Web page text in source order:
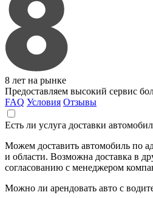
8 лет на рынке
Предоставляем высокий сервис
FAQ Условия Отзывы
Есть ли услуга доставки
Можем доставить автомобиль по
и области. Возможна доставка в
согласованию с менеджером
Можно ли арендовать авто с